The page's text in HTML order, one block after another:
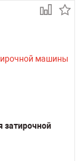
затирочной